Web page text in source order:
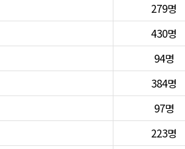
279명
430명
94명
384명
97명
223명